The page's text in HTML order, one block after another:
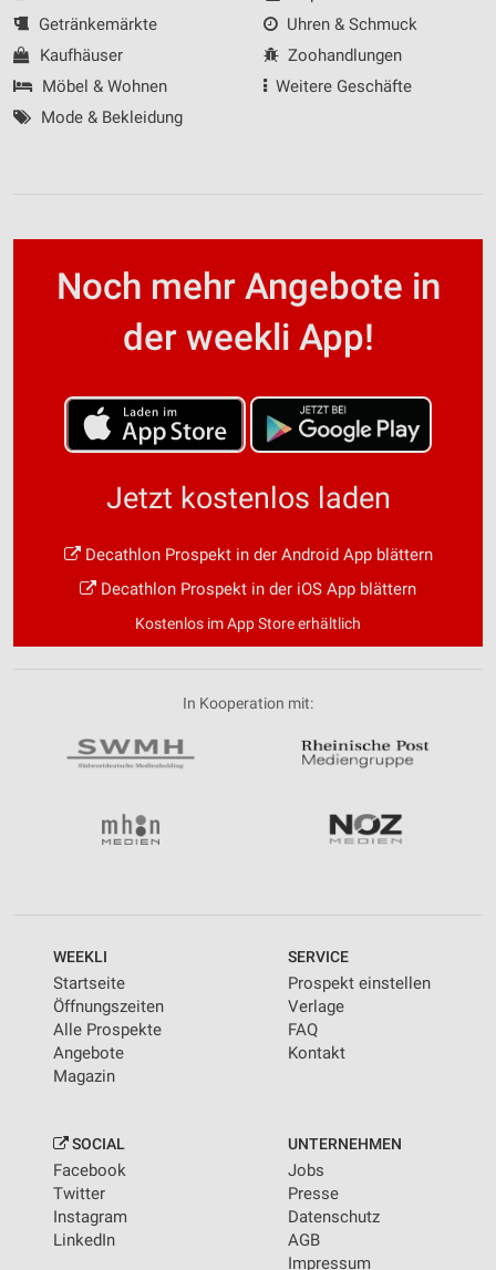
Getränkemärkte
Kaufhäuser
Möbel & Wohnen
Mode & Bekleidung
Uhren & Schmuck
Zoohandlungen
Weitere Geschäfte
Noch mehr Angebote in
der weekli App!
Jetzt kostenlos laden
Decathlon Prospekt in der Android App blättern
Decathlon Prospekt in der iOS App blättern
Kostenlos im App Store erhältlich
In Kooperation mit:
WEEKLI
Startseite
Öffnungszeiten
Alle Prospekte
Angebote
Magazin
SERVICE
Prospekt einstellen
Verlage
FAQ
Kontakt
SOCIAL
Facebook
Twitter
Instagram
LinkedIn
UNTERNEHMEN
Jobs
Presse
Datenschutz
AGB
Impressum